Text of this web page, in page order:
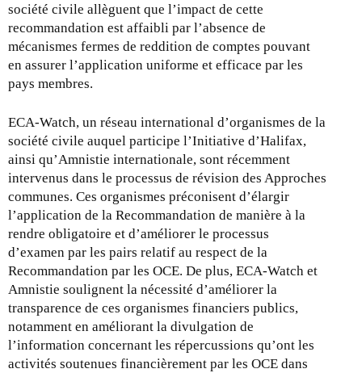
société civile allèguent que l’impact de cette
recommandation est affaibli par l’absence de
mécanismes fermes de reddition de comptes pouvant
en assurer l’application uniforme et efficace par les
pays membres.
ECA-Watch, un réseau international d’organismes de la
société civile auquel participe l’Initiative d’Halifax,
ainsi qu’Amnistie internationale, sont récemment
intervenus dans le processus de révision des Approches
communes. Ces organismes préconisent d’élargir
l’application de la Recommandation de manière à la
rendre obligatoire et d’améliorer le processus
d’examen par les pairs relatif au respect de la
Recommandation par les OCE. De plus, ECA-Watch et
Amnistie soulignent la nécessité d’améliorer la
transparence de ces organismes financiers publics,
notamment en améliorant la divulgation de
l’information concernant les répercussions qu’ont les
activités soutenues financièrement par les OCE dans